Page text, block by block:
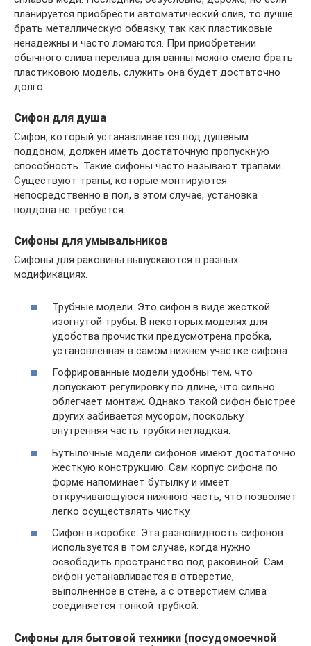
планируется приобрести автоматический слив, то лучше
брать металлическую обвязку, так как пластиковые
ненадежны и часто ломаются. При приобретении
обычного слива перелива для ванны можно смело брать
пластиковою модель, служить она будет достаточно
долго.
Сифон для душа
Сифон, который устанавливается под душевым
поддоном, должен иметь достаточную пропускную
способность. Такие сифоны часто называют трапами.
Существуют трапы, которые монтируются
непосредственно в пол, в этом случае, установка
поддона не требуется.
Сифоны для умывальников
Сифоны для раковины выпускаются в разных
модификациях.
Трубные модели. Это сифон в виде жесткой
изогнутой трубы. В некоторых моделях для
удобства прочистки предусмотрена пробка,
установленная в самом нижнем участке сифона.
Гофрированные модели удобны тем, что
допускают регулировку по длине, что сильно
облегчает монтаж. Однако такой сифон быстрее
других забивается мусором, поскольку
внутренняя часть трубки негладкая.
Бутылочные модели сифонов имеют достаточно
жесткую конструкцию. Сам корпус сифона по
форме напоминает бутылку и имеет
откручивающуюся нижнюю часть, что позволяет
легко осуществлять чистку.
Сифон в коробке. Эта разновидность сифонов
используется в том случае, когда нужно
освободить пространство под раковиной. Сам
сифон устанавливается в отверстие,
выполненное в стене, а с отверстием слива
соединяется тонкой трубкой.
Сифоны для бытовой техники (посудомоечной